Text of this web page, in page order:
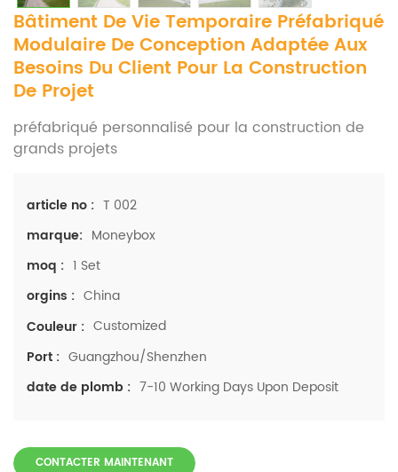
Bâtiment De Vie Temporaire Préfabriqué
Modulaire De Conception Adaptée Aux
Besoins Du Client Pour La Construction
De Projet
préfabriqué personnalisé pour la construction de
grands projets
article no : T 002
marque: Moneybox
moq : 1 Set
orgins : China
Couleur : Customized
Port : Guangzhou/Shenzhen
date de plomb : 7-10 Working Days Upon Deposit
CONTACTER MAINTENANT